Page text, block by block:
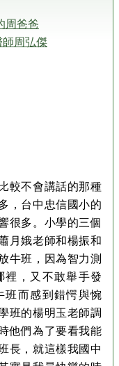
周爸爸
周弘傑
較不會講話的那種
，台中忠信國小的
很多。小學的三個
月娥老師和楊振和
牛班，因為智力測
裡，又不敢舉手發
班而感到錯愕與惋
班的楊明玉老師調
他們為了要看我能
長，就這樣我國中